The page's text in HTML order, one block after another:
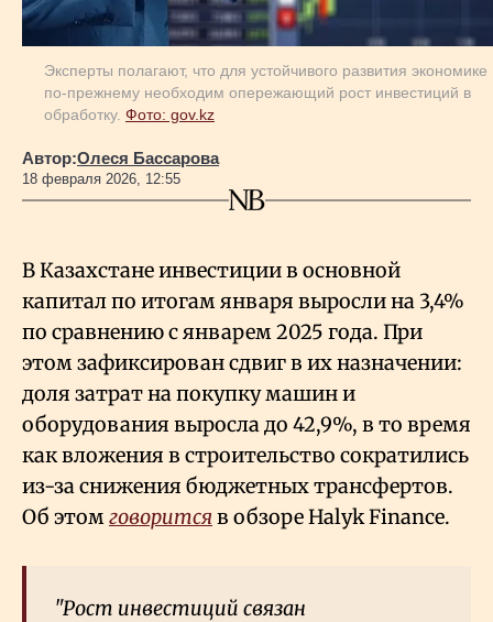
Исследования
Люди
Life & Arts
Все новости
Эксперты полагают, что для устойчивого развития экономике
по-прежнему необходим опережающий рост инвестиций в
обработку. Фото: gov.kz
Автор:Олеся Бассарова
18 февраля 2026, 12:55
В Казахстане инвестиции в основной
капитал по итогам января выросли на 3,4%
по сравнению с январем 2025 года. При
этом зафиксирован сдвиг в их назначении:
доля затрат на покупку машин и
оборудования выросла до 42,9%, в то время
как вложения в строительство сократились
из-за снижения бюджетных трансфертов.
Об этом говорится в обзоре Halyk Finance.
"Рост инвестиций связан